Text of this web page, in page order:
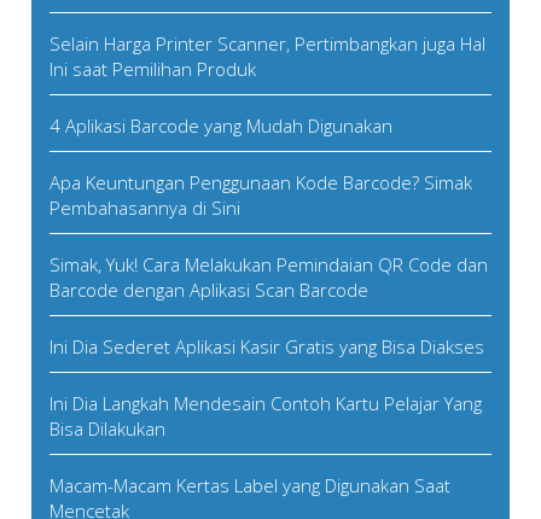
Selain Harga Printer Scanner, Pertimbangkan juga Hal
Ini saat Pemilihan Produk
4 Aplikasi Barcode yang Mudah Digunakan
Apa Keuntungan Penggunaan Kode Barcode? Simak
Pembahasannya di Sini
Simak, Yuk! Cara Melakukan Pemindaian QR Code dan
Barcode dengan Aplikasi Scan Barcode
Ini Dia Sederet Aplikasi Kasir Gratis yang Bisa Diakses
Ini Dia Langkah Mendesain Contoh Kartu Pelajar Yang
Bisa Dilakukan
Macam-Macam Kertas Label yang Digunakan Saat
Mencetak